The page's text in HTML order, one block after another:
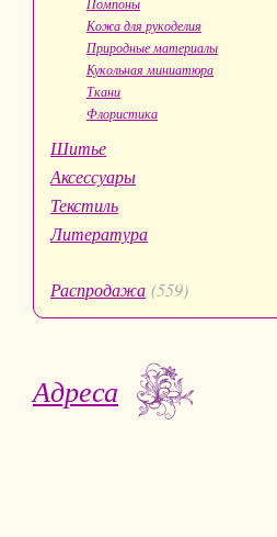
Кожа для рукоделия
Природные материалы
Кукольная миниатюра
Ткани
Флористика
Шитье
Аксессуары
Текстиль
Литература
Распродажа (559)
Адреса